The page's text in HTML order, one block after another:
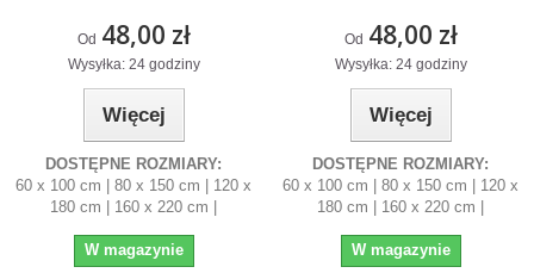
Od 48,00 zł
Wysyłka: 24 godziny
Więcej
DOSTĘPNE ROZMIARY:
60 x 100 cm | 80 x 150 cm | 120 x
180 cm | 160 x 220 cm |
W magazynie
Od 48,00 zł
Wysyłka: 24 godziny
Więcej
DOSTĘPNE ROZMIARY:
60 x 100 cm | 80 x 150 cm | 120 x
180 cm | 160 x 220 cm |
W magazynie